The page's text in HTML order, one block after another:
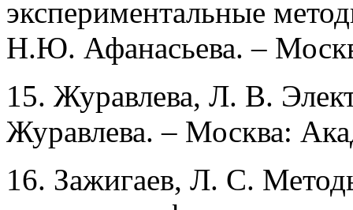
экспериментальные
Н.Ю. Афанасьева. –
15. Журавлева, Л. В.
Журавлева. – Москва:
16. Зажигаев, Л. С.